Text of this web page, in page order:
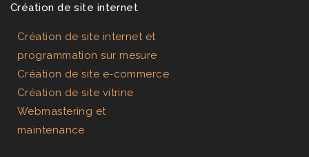
Création de site internet
Création de site internet et
programmation sur mesure
Création de site e-commerce
Création de site vitrine
Webmastering et
maintenance